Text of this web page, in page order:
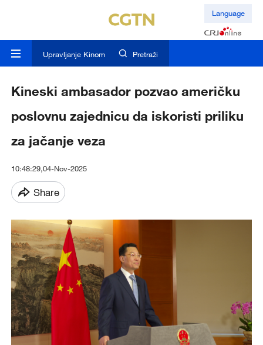
Language
Upravljanje Kinom Pretraži
Kineski ambasador pozvao američku
poslovnu zajednicu da iskoristi priliku
za jačanje veza
10:48:29,04-Nov-2025
Share